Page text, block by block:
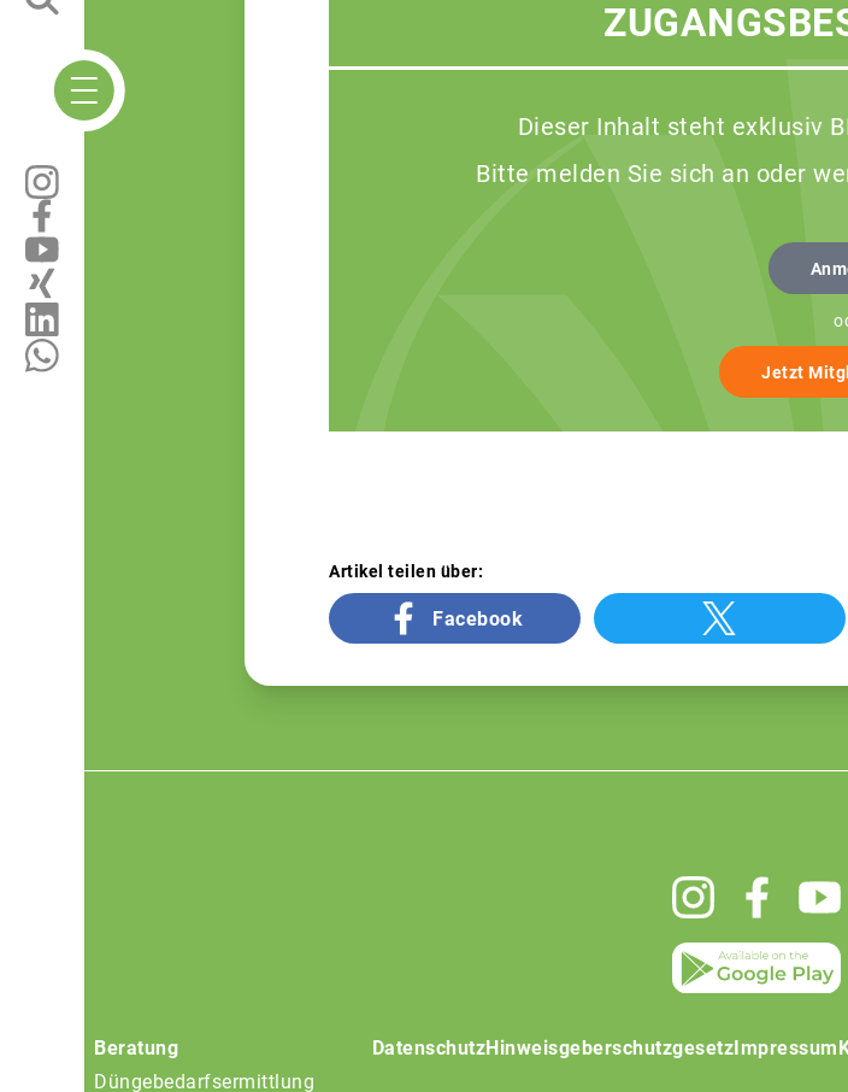
Dieser Inhalt steht exklusiv
Bitte melden Sie sich an oder
Jetzt
Artikel teilen über:
Facebook
Beratung
Düngebedarfsermittlung
DatenschutzHinweisgeberschutzgesetzImpressum